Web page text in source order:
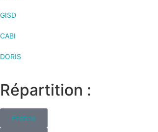
GISD
CABI
DORIS
Répartition :
France